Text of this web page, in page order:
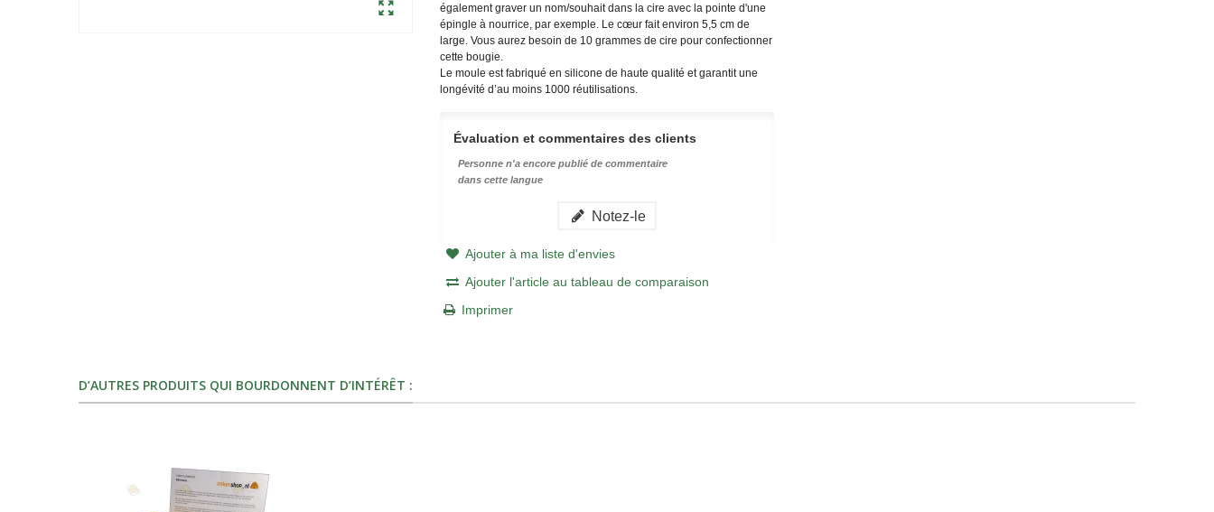
également graver un nom/souhait dans la cire avec la pointe d'une
épingle à nourrice, par exemple. Le cœur fait environ 5,5 cm de
large. Vous aurez besoin de 10 grammes de cire pour confectionner
cette bougie.
Le moule est fabriqué en silicone de haute qualité et garantit une
longévité d’au moins 1000 réutilisations.
Évaluation et commentaires des clients
Personne n'a encore publié de commentaire
dans cette langue
Notez-le
Ajouter à ma liste d'envies
Ajouter l'article au tableau de comparaison
Imprimer
D’AUTRES PRODUITS QUI BOURDONNENT D’INTÉRÊT :